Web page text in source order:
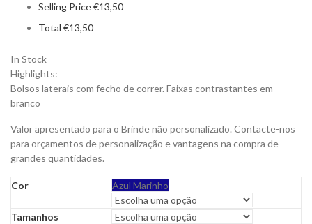
Selling Price€13,50
Total €13,50
In Stock
Highlights:
Bolsos laterais com fecho de correr. Faixas contrastantes em
branco
Valor apresentado para o Brinde não personalizado. Contacte-nos
para orçamentos de personalização e vantagens na compra de
grandes quantidades.
Cor Azul Marinho
Tamanhos